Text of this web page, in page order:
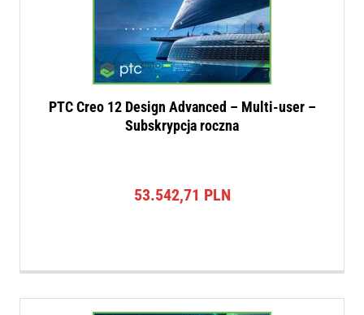
PTC Creo 12 Design Advanced – Multi-user –
Subskrypcja roczna
53.542,71 PLN